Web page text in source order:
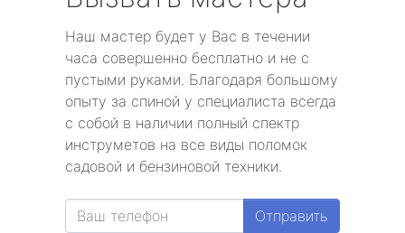
Наш мастер будет у Вас в течении
часа совершенно бесплатно и не с
пустыми руками. Благодаря большому
опыту за спиной у специалиста всегда
с собой в наличии полный спектр
инструметов на все виды поломок
садовой и бензиновой техники.
Отправить